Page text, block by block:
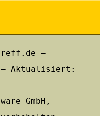
–
– Aktualisiert:
GmbH,